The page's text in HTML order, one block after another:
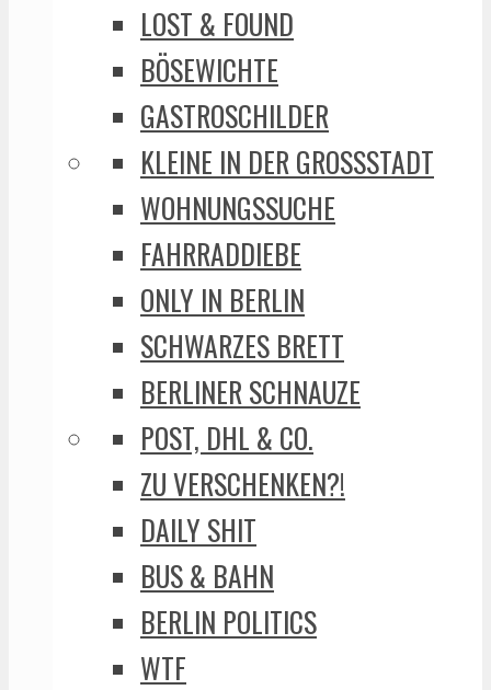
LOST & FOUND
BÖSEWICHTE
GASTROSCHILDER
KLEINE IN DER GROSSSTADT
WOHNUNGSSUCHE
FAHRRADDIEBE
ONLY IN BERLIN
SCHWARZES BRETT
BERLINER SCHNAUZE
POST, DHL & CO.
ZU VERSCHENKEN?!
DAILY SHIT
BUS & BAHN
BERLIN POLITICS
WTF